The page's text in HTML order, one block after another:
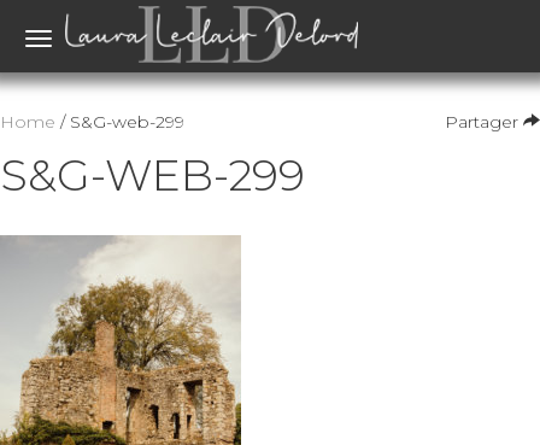
Toggle
Partager
Home / S&G-web-299
S&G-WEB-299